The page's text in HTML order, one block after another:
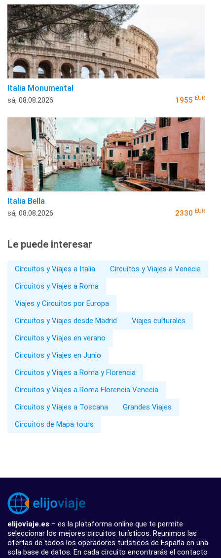
Italia Monumental
sá, 08.08.2026 1955 EUR
Italia Bella
sá, 08.08.2026 2330 EUR
Le puede interesar
Circuitos y Viajes a Italia
Circuitos y Viajes a Venecia
Circuitos y Viajes a Roma
Viajes y Circuitos por Europa
Circuitos y Viajes desde Madrid
Viajes culturales
Circuitos y Viajes en verano
Circuitos y Viajes en Junio
Circuitos y Viajes a Roma y Florencia
Circuitos y Viajes a Roma Florencia Venecia
Circuitos y Viajes a Toscana
Grandes Viajes
Circuitos de Mapa tours
elijoviaje.es – es la plataforma online que te permite
seleccionar los mejores circuitos turísticos. Reunimos las
ofertas de todos los operadores turísticos de España en una
sola base de datos. En cada circuito encontrarás el contacto